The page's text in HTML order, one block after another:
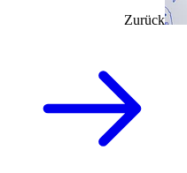
Zurück